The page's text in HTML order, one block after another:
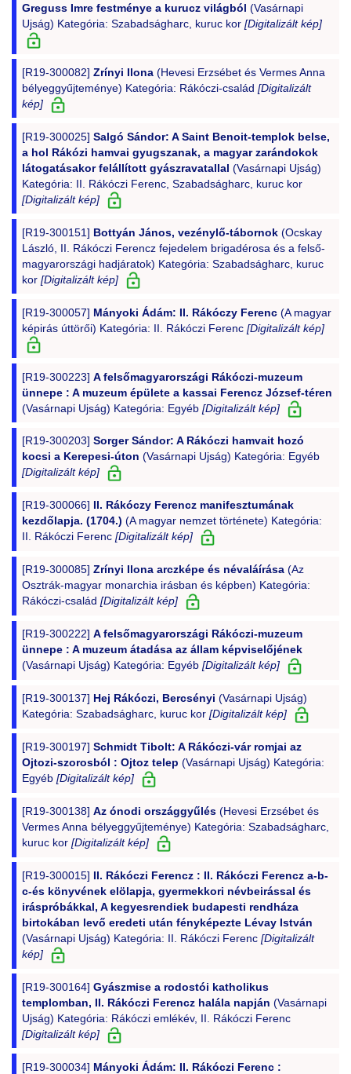
Greguss Imre festménye a kurucz világból (Vasárnapi
Ujság) Kategória: Szabadságharc, kuruc kor [Digitalizált kép]
[R19-300082] Zrínyi Ilona(Hevesi Erzsébet és Vermes Anna
bélyeggyűjteménye) Kategória: Rákóczi-család [Digitalizált
kép]
[R19-300025] Salgó Sándor: A Saint Benoit-templok belse,
a hol Rákózi hamvai gyugszanak, a magyar zarándokok
látogatásakor felállított gyászravatallal (Vasárnapi Ujság)
Kategória: II. Rákóczi Ferenc, Szabadságharc, kuruc kor
[Digitalizált kép]
[R19-300151] Bottyán János, vezénylő-tábornok(Ocskay
László, II. Rákóczi Ferencz fejedelem brigadérosa és a felső-
magyarországi hadjáratok) Kategória: Szabadságharc, kuruc
kor [Digitalizált kép]
[R19-300057] Mányoki Ádám: II. Rákóczy Ferenc(A magyar
képirás úttörői) Kategória: II. Rákóczi Ferenc [Digitalizált kép]
[R19-300223] A felsőmagyarországi Rákóczi-muzeum
ünnepe : A muzeum épülete a kassai Ferencz József-téren
(Vasárnapi Ujság) Kategória: Egyéb [Digitalizált kép]
[R19-300203] Sorger Sándor: A Rákóczi hamvait hozó
kocsi a Kerepesi-úton (Vasárnapi Ujság) Kategória: Egyéb
[Digitalizált kép]
[R19-300066] II. Rákóczy Ferencz manifesztumának
kezdőlapja. (1704.) (A magyar nemzet története) Kategória:
II. Rákóczi Ferenc [Digitalizált kép]
[R19-300085] Zrínyi Ilona arczképe és névaláírása(Az
Osztrák-magyar monarchia irásban és képben) Kategória:
Rákóczi-család [Digitalizált kép]
[R19-300222] A felsőmagyarországi Rákóczi-muzeum
ünnepe : A muzeum átadása az állam képviselőjének
(Vasárnapi Ujság) Kategória: Egyéb [Digitalizált kép]
[R19-300137] Hej Rákóczi, Bercsényi (Vasárnapi Ujság)
Kategória: Szabadságharc, kuruc kor [Digitalizált kép]
[R19-300197] Schmidt Tibolt: A Rákóczi-vár romjai az
Ojtozi-szorosból : Ojtoz telep (Vasárnapi Ujság) Kategória:
Egyéb [Digitalizált kép]
[R19-300138] Az ónodi országgyűlés(Hevesi Erzsébet és
Vermes Anna bélyeggyűjteménye) Kategória: Szabadságharc,
kuruc kor [Digitalizált kép]
[R19-300015] II. Rákóczi Ferencz : II. Rákóczi Ferencz a-b-
c-és könyvének elölapja, gyermekkori névbeirással és
iráspróbákkal, A kegyesrendiek budapesti rendháza
birtokában levő eredeti után fényképezte Lévay István
(Vasárnapi Ujság) Kategória: II. Rákóczi Ferenc [Digitalizált
kép]
[R19-300164] Gyászmise a rodostói katholikus
templomban, II. Rákóczi Ferencz halála napján (Vasárnapi
Ujság) Kategória: Rákóczi emlékév, II. Rákóczi Ferenc
[Digitalizált kép]
[R19-300034] Mányoki Ádám: II. Rákóczi Ferenc :